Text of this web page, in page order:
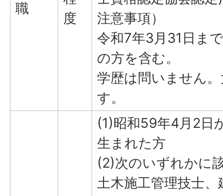
職
度
注意事項）
令和7年3月31日ま
の方を含む。
学歴は問いません
す。
(1)昭和59年4月2日
生まれた方
(2)次のいずれかに
土木施工管理技士